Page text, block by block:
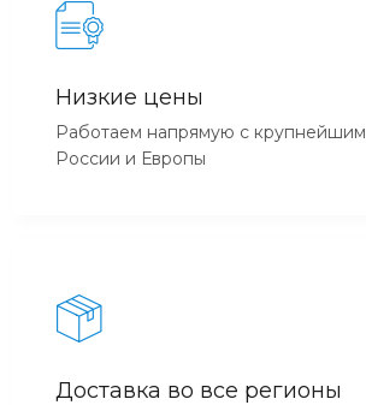
Низкие цены
Работаем напрямую с
России и Европы
Доставка во все регионы